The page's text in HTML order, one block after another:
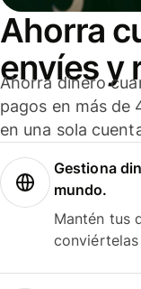
Ahorra
envíes y
Ahorra dinero
pagos en más de
en una sola
Gestiona
mundo.
Mantén tus
conviértelas